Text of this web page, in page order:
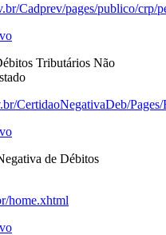
Cadprev/pages/publico/crp/
Tributários Não
CertidaoNegativaDeb/
de Débitos
home.xhtml